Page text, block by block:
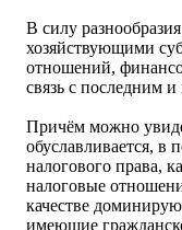
В силу
хозяйствующими
отношений,
связь с последним
Причём можно
обуславливается, в
налогового права,
налоговые
качестве
имеющие